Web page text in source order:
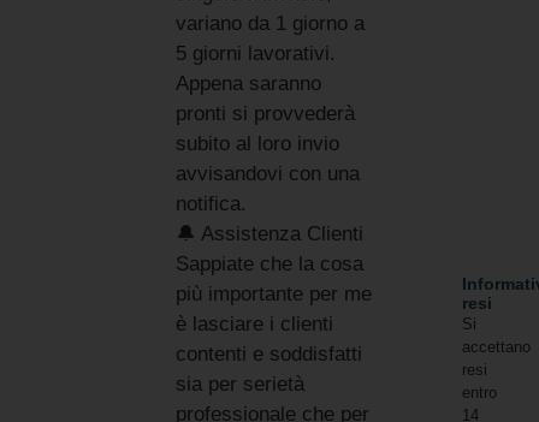
variano da 1 giorno a
5 giorni lavorativi.
Appena saranno
pronti si provvederà
subito al loro invio
avvisandovi con una
notifica.
🔔 Assistenza Clienti
Sappiate che la cosa
più importante per me
è lasciare i clienti
contenti e soddisfatti
sia per serietà
professionale che per
resi
Si
accettano
resi
entro
14